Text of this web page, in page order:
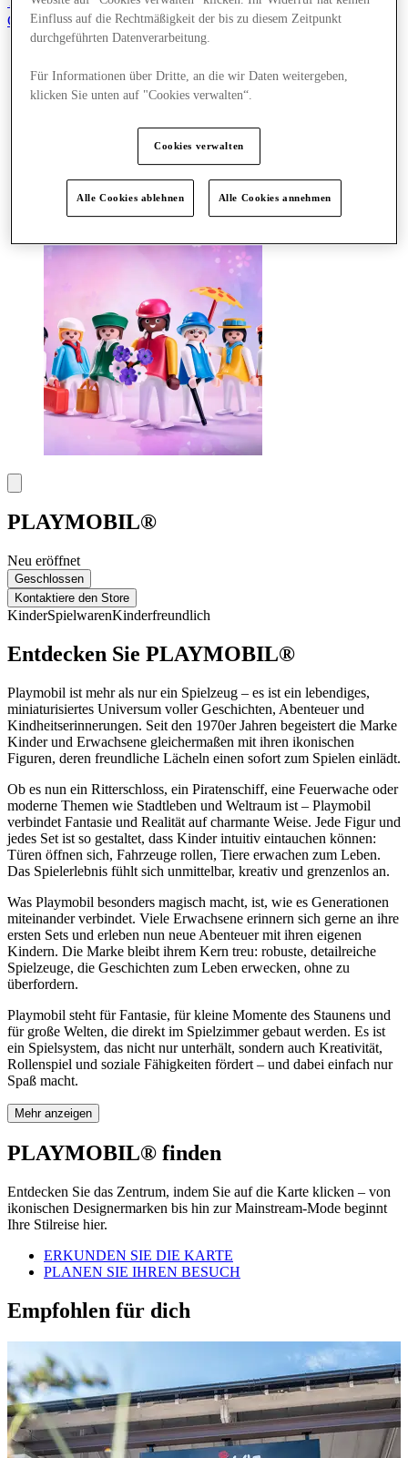
Gerettet
de
Angebote
Planen Sie Ihren Besuch
Essen & Trinken
Dienstleistungen
Mehr
PLAYMOBIL®
Neu eröffnet
Geschlossen
Kontaktiere den Store
KinderSpielwarenKinderfreundlich
Entdecken Sie PLAYMOBIL®
Playmobil ist mehr als nur ein Spielzeug – es ist ein lebendiges,
miniaturisiertes Universum voller Geschichten, Abenteuer und
Kindheitserinnerungen. Seit den 1970er Jahren begeistert die Marke
Kinder und Erwachsene gleichermaßen mit ihren ikonischen
Figuren, deren freundliche Lächeln einen sofort zum Spielen einlädt.
Ob es nun ein Ritterschloss, ein Piratenschiff, eine Feuerwache oder
moderne Themen wie Stadtleben und Weltraum ist – Playmobil
verbindet Fantasie und Realität auf charmante Weise. Jede Figur und
jedes Set ist so gestaltet, dass Kinder intuitiv eintauchen können:
Türen öffnen sich, Fahrzeuge rollen, Tiere erwachen zum Leben.
Das Spielerlebnis fühlt sich unmittelbar, kreativ und grenzenlos an.
Was Playmobil besonders magisch macht, ist, wie es Generationen
miteinander verbindet. Viele Erwachsene erinnern sich gerne an ihre
ersten Sets und erleben nun neue Abenteuer mit ihren eigenen
Kindern. Die Marke bleibt ihrem Kern treu: robuste, detailreiche
Spielzeuge, die Geschichten zum Leben erwecken, ohne zu
überfordern.
Playmobil steht für Fantasie, für kleine Momente des Staunens und
für große Welten, die direkt im Spielzimmer gebaut werden. Es ist
ein Spielsystem, das nicht nur unterhält, sondern auch Kreativität,
Rollenspiel und soziale Fähigkeiten fördert – und dabei einfach nur
Spaß macht.
Mehr anzeigen
PLAYMOBIL® finden
Entdecken Sie das Zentrum, indem Sie auf die Karte klicken – von
ikonischen Designermarken bis hin zur Mainstream-Mode beginnt
Ihre Stilreise hier.
ERKUNDEN SIE DIE KARTE
PLANEN SIE IHREN BESUCH
Empfohlen für dich
Einfluss auf die Rechtmäßigkeit der bis zu diesem Zeitpunkt
durchgeführten Datenverarbeitung.
Für Informationen über Dritte, an die wir Daten weitergeben,
klicken Sie unten auf "Cookies verwalten“.
Cookies verwalten
Alle Cookies ablehnen Alle Cookies annehmen